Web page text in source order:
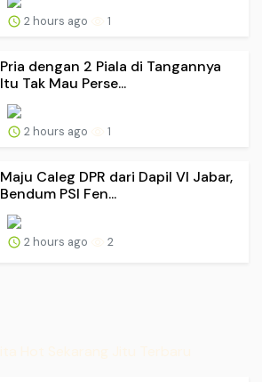
2 hours ago 1
Pria dengan 2 Piala di Tangannya
Itu Tak Mau Perse...
2 hours ago 1
Maju Caleg DPR dari Dapil VI Jabar,
Bendum PSI Fen...
2 hours ago 2